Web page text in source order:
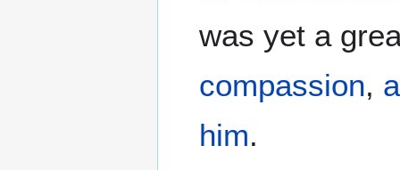
was yet a
compassion,
him.